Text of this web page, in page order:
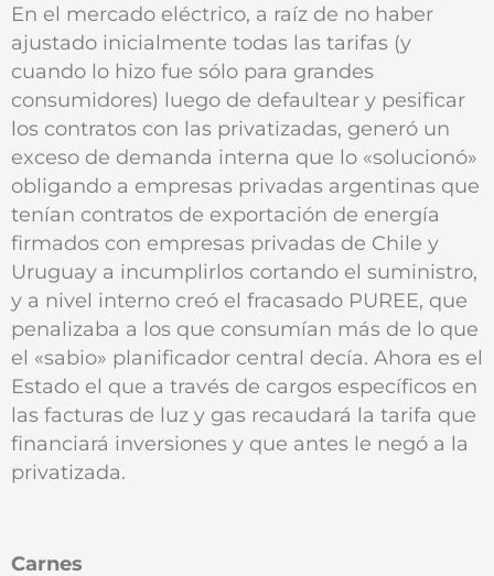
En el mercado eléctrico, a raíz de no haber
ajustado inicialmente todas las tarifas (y
cuando lo hizo fue sólo para grandes
consumidores) luego de defaultear y pesificar
los contratos con las privatizadas, generó un
exceso de demanda interna que lo «solucionó»
obligando a empresas privadas argentinas que
tenían contratos de exportación de energía
firmados con empresas privadas de Chile y
Uruguay a incumplirlos cortando el suministro,
y a nivel interno creó el fracasado PUREE, que
penalizaba a los que consumían más de lo que
el «sabio» planificador central decía. Ahora es el
Estado el que a través de cargos específicos en
las facturas de luz y gas recaudará la tarifa que
financiará inversiones y que antes le negó a la
privatizada.
Carnes